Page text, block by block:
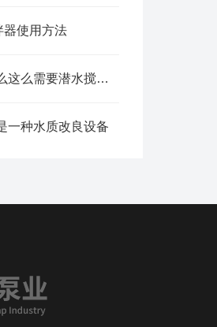
器使用方法
水处理行业为什么这么需要潜水搅拌机?
一种水质改良设备